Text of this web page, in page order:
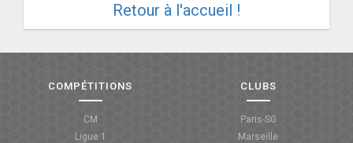
Retour à l'accueil !
COMPÉTITIONS
CM
Ligue 1
CLUBS
Paris-SG
Marseille